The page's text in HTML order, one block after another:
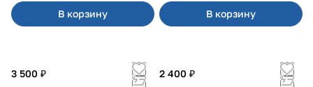
В корзину В корзину
3 500 ₽
2 400 ₽